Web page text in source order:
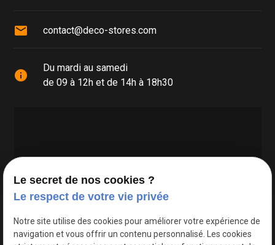
mail contact@deco-stores.com
info
Du mardi au samedi
de 09 à 12h et de 14h à 18h30
Google Maps Search API est désactivé.
Le secret de nos cookies ?
Le respect de votre vie privée
Notre site utilise des cookies pour améliorer votre expérience de
navigation et vous offrir un contenu personnalisé. Les cookies